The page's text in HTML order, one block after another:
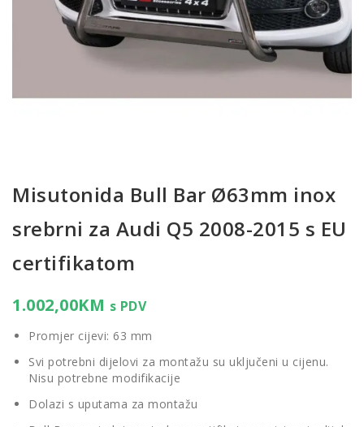
Misutonida Bull Bar Ø63mm inox
srebrni za Audi Q5 2008-2015 s EU
certifikatom
1.002,00KM s PDV
Promjer cijevi: 63 mm
Svi potrebni dijelovi za montažu su uključeni u cijenu.
Nisu potrebne modifikacije
Dolazi s uputama za montažu